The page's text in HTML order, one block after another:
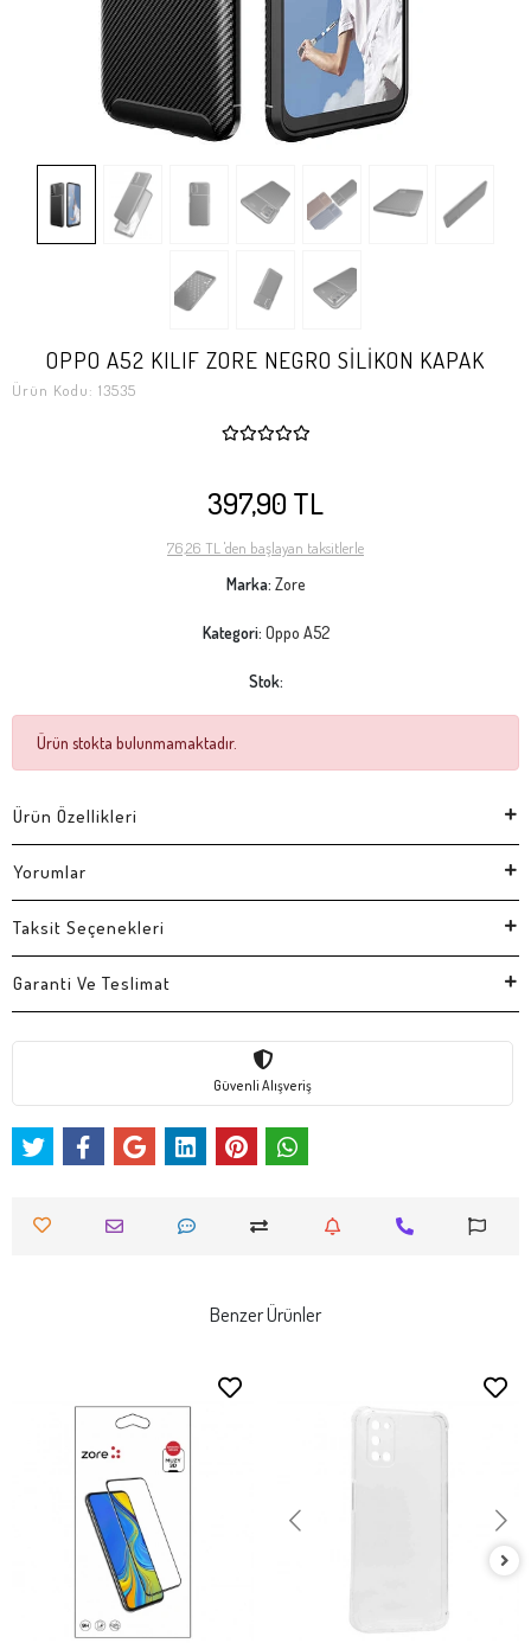
OPPO A52 KILIF ZORE NEGRO SİLİKON KAPAK
Ürün Kodu: 13535
397,90 TL
76,26 TL 'den başlayan taksitlerle
Marka: Zore
Kategori: Oppo A52
Stok:
Ürün stokta bulunmamaktadır.
Ürün Özellikleri
Yorumlar
Taksit Seçenekleri
Garanti Ve Teslimat
Güvenli Alışveriş
Benzer Ürünler